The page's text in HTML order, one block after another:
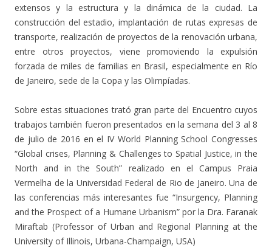
extensos y la estructura y la dinámica de la ciudad. La
construcción del estadio, implantación de rutas expresas de
transporte, realización de proyectos de la renovación urbana,
entre otros proyectos, viene promoviendo la expulsión
forzada de miles de familias en Brasil, especialmente en Río
de Janeiro, sede de la Copa y las Olimpíadas.
Sobre estas situaciones trató gran parte del Encuentro cuyos
trabajos también fueron presentados en la semana del 3 al 8
de julio de 2016 en el IV World Planning School Congresses
“Global crises, Planning & Challenges to Spatial Justice, in the
North and in the South” realizado en el Campus Praia
Vermelha de la Universidad Federal de Rio de Janeiro. Una de
las conferencias más interesantes fue “Insurgency, Planning
and the Prospect of a Humane Urbanism” por la Dra. Faranak
Miraftab (Professor of Urban and Regional Planning at the
University of Illinois, Urbana-Champaign, USA)